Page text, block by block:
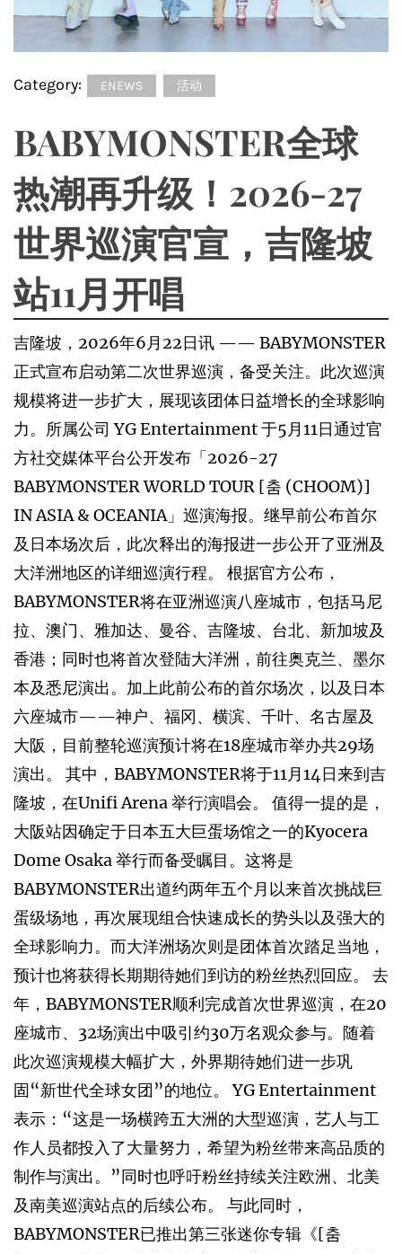
Category: ENEWS 活动
BABYMONSTER全球
热潮再升级！2026-27
世界巡演官宣，吉隆坡
站11月开唱
吉隆坡，2026年6月22日讯 —— BABYMONSTER
正式宣布启动第二次世界巡演，备受关注。此次巡演
规模将进一步扩大，展现该团体日益增长的全球影响
力。所属公司 YG Entertainment 于5月11日通过官
方社交媒体平台公开发布「2026-27
BABYMONSTER WORLD TOUR [춤 (CHOOM)]
IN ASIA & OCEANIA」巡演海报。继早前公布首尔
及日本场次后，此次释出的海报进一步公开了亚洲及
大洋洲地区的详细巡演行程。 根据官方公布，
BABYMONSTER将在亚洲巡演八座城市，包括马尼
拉、澳门、雅加达、曼谷、吉隆坡、台北、新加坡及
香港；同时也将首次登陆大洋洲，前往奥克兰、墨尔
本及悉尼演出。加上此前公布的首尔场次，以及日本
六座城市——神户、福冈、横滨、千叶、名古屋及
大阪，目前整轮巡演预计将在18座城市举办共29场
演出。 其中，BABYMONSTER将于11月14日来到吉
隆坡，在Unifi Arena 举行演唱会。 值得一提的是，
大阪站因确定于日本五大巨蛋场馆之一的Kyocera
Dome Osaka 举行而备受瞩目。这将是
BABYMONSTER出道约两年五个月以来首次挑战巨
蛋级场地，再次展现组合快速成长的势头以及强大的
全球影响力。而大洋洲场次则是团体首次踏足当地，
预计也将获得长期期待她们到访的粉丝热烈回应。 去
年，BABYMONSTER顺利完成首次世界巡演，在20
座城市、32场演出中吸引约30万名观众参与。随着
此次巡演规模大幅扩大，外界期待她们进一步巩
固“新世代全球女团”的地位。 YG Entertainment
表示：“这是一场横跨五大洲的大型巡演，艺人与工
作人员都投入了大量努力，希望为粉丝带来高品质的
制作与演出。”同时也呼吁粉丝持续关注欧洲、北美
及南美巡演站点的后续公布。 与此同时，
BABYMONSTER已推出第三张迷你专辑《[춤